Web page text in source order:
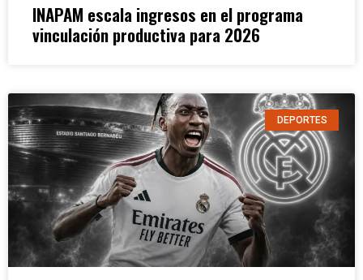
INAPAM escala ingresos en el programa
vinculación productiva para 2026
DEPORTES